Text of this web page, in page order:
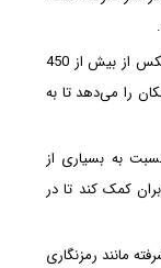
پشتیبانی از معاملات ارزهای دیجیتال متنوع: کوینکس از بیش از 450
را می‌دهد تا به
به بسیاری از
کمک کند تا در
مانند رمزنگاری